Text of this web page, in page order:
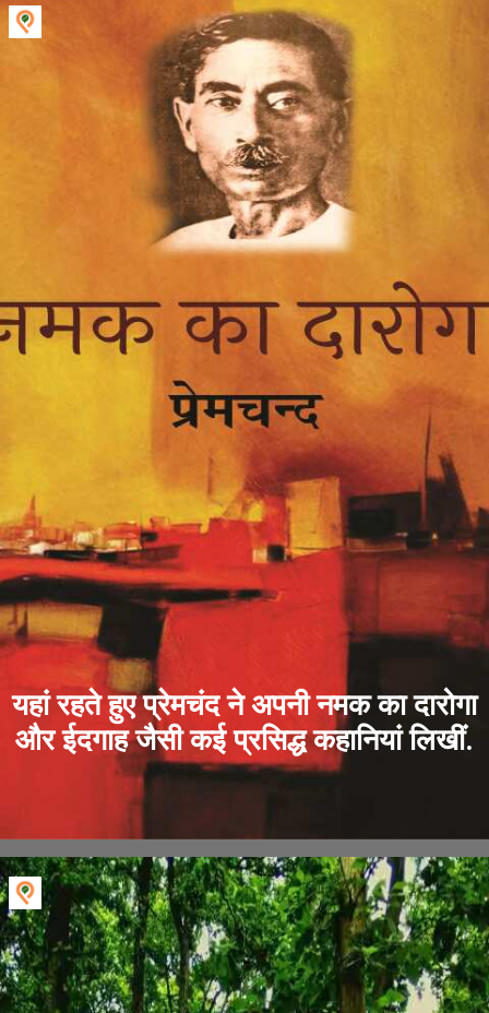
यहां रहते हुए प्रेमचंद ने अपनी नमक का दारोगा
और ईदगाह जैसी कई प्रसिद्ध कहानियां लिखीं.